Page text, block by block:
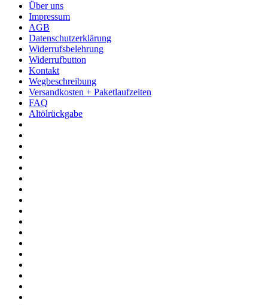
Über uns
Impressum
AGB
Datenschutzerklärung
Widerrufsbelehrung
Widerrufbutton
Kontakt
Wegbeschreibung
Versandkosten + Paketlaufzeiten
FAQ
Altölrückgabe